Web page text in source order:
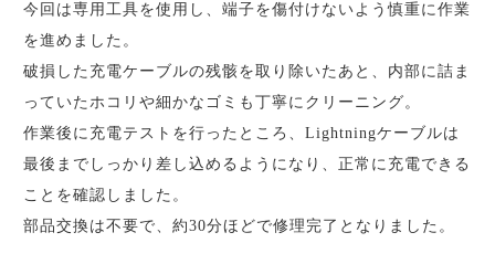
今回は専用工具を使用し、端子を傷付けないよう慎重に作業
を進めました。
破損した充電ケーブルの残骸を取り除いたあと、内部に詰ま
っていたホコリや細かなゴミも丁寧にクリーニング。
作業後に充電テストを行ったところ、Lightningケーブルは
最後までしっかり差し込めるようになり、正常に充電できる
ことを確認しました。
部品交換は不要で、約30分ほどで修理完了となりました。